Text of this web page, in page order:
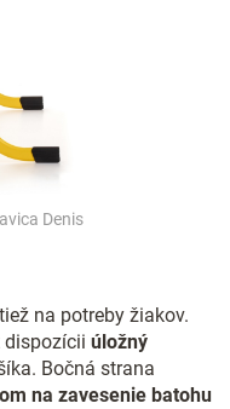
Denis
na potreby žiakov.
dispozícii úložný
Bočná strana
na zavesenie batohu